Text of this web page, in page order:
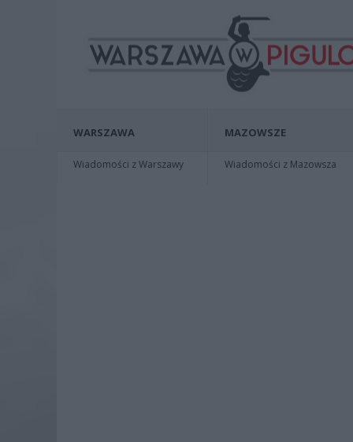
WARSZAWA
Wiadomości z Warszawy
MAZOWSZE
Wiadomości z Mazowsza